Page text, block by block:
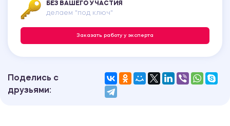
БЕЗ ВАШЕГО УЧАСТИЯ
делаем "под ключ"
Заказать работу у эксперта
Поделись с
друзьями: